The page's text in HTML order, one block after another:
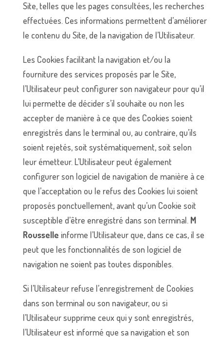
Site, telles que les pages consultées, les recherches
effectuées. Ces informations permettent d’améliorer
le contenu du Site, de la navigation de l’Utilisateur.
Les Cookies facilitant la navigation et/ou la
fourniture des services proposés par le Site,
l’Utilisateur peut configurer son navigateur pour qu’il
lui permette de décider s’il souhaite ou non les
accepter de manière à ce que des Cookies soient
enregistrés dans le terminal ou, au contraire, qu’ils
soient rejetés, soit systématiquement, soit selon
leur émetteur. L’Utilisateur peut également
configurer son logiciel de navigation de manière à ce
que l’acceptation ou le refus des Cookies lui soient
proposés ponctuellement, avant qu’un Cookie soit
susceptible d’être enregistré dans son terminal. M
Rousselle informe l’Utilisateur que, dans ce cas, il se
peut que les fonctionnalités de son logiciel de
navigation ne soient pas toutes disponibles.
Si l’Utilisateur refuse l’enregistrement de Cookies
dans son terminal ou son navigateur, ou si
l’Utilisateur supprime ceux qui y sont enregistrés,
l’Utilisateur est informé que sa navigation et son